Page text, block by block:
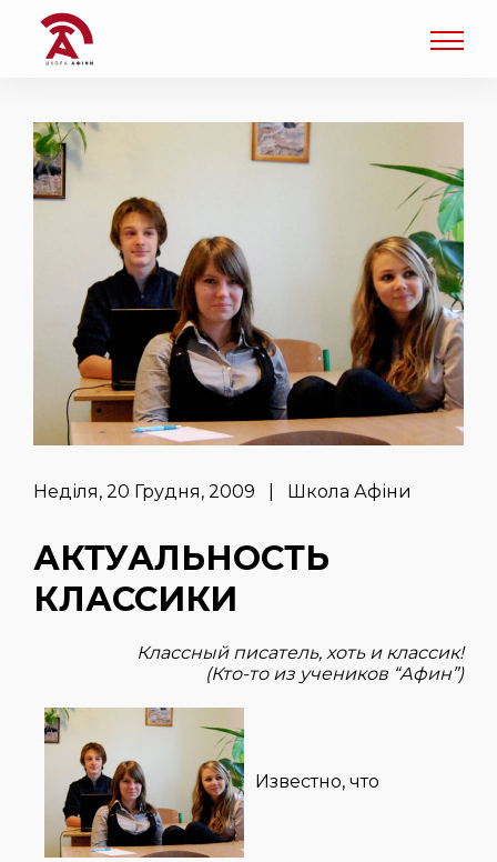
Неділя, 20 Грудня, 2009 | Школа Афіни
АКТУАЛЬНОСТЬ
КЛАССИКИ
Классный писатель, хоть и классик!
(Кто-то из учеников “Афин”)
Известно, что